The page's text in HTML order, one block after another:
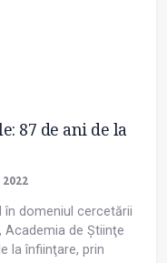
87 de ani de la
2022
în domeniul cercetării
de Știinţe
la înfiinţare, prin